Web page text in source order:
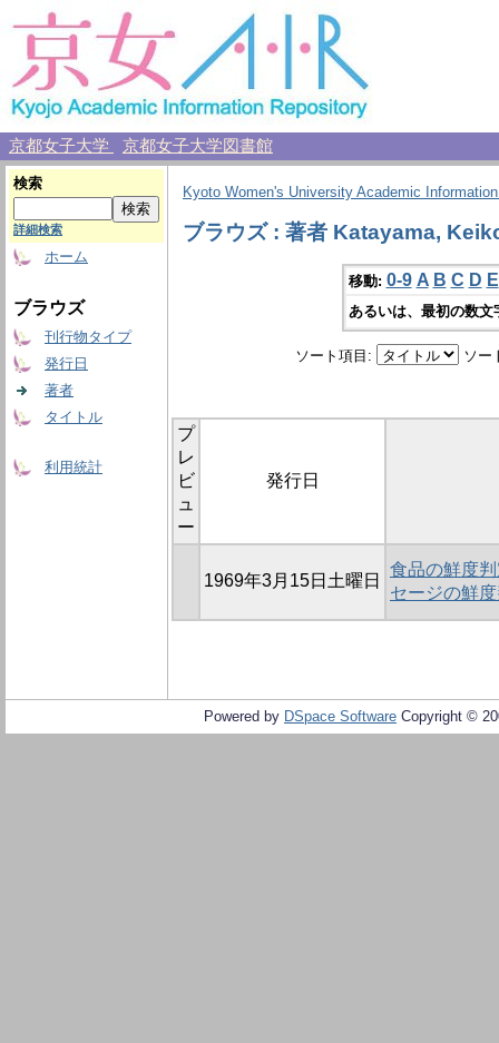
京都女子大学 京都女子大学図書館
検索
詳細検索
ホーム
ブラウズ
刊行物タイプ
発行日
著者
タイトル
利用統計
Kyoto Women's University Academic
ブラウズ : 著者 Katayama,
移動: 0-9 A B C D E
あるいは、最初の数
ソート項目: ソー
プ
レ
ビ
ュ
ー
発行日
1969年3月15日土曜日
食品の鮮度
セージの鮮
Powered by DSpace Software Copyright ©